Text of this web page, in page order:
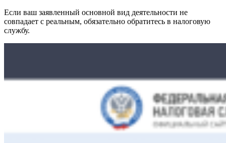
Если ваш заявленный основной вид деятельности не
совпадает с реальным, обязательно обратитесь в налоговую
службу.